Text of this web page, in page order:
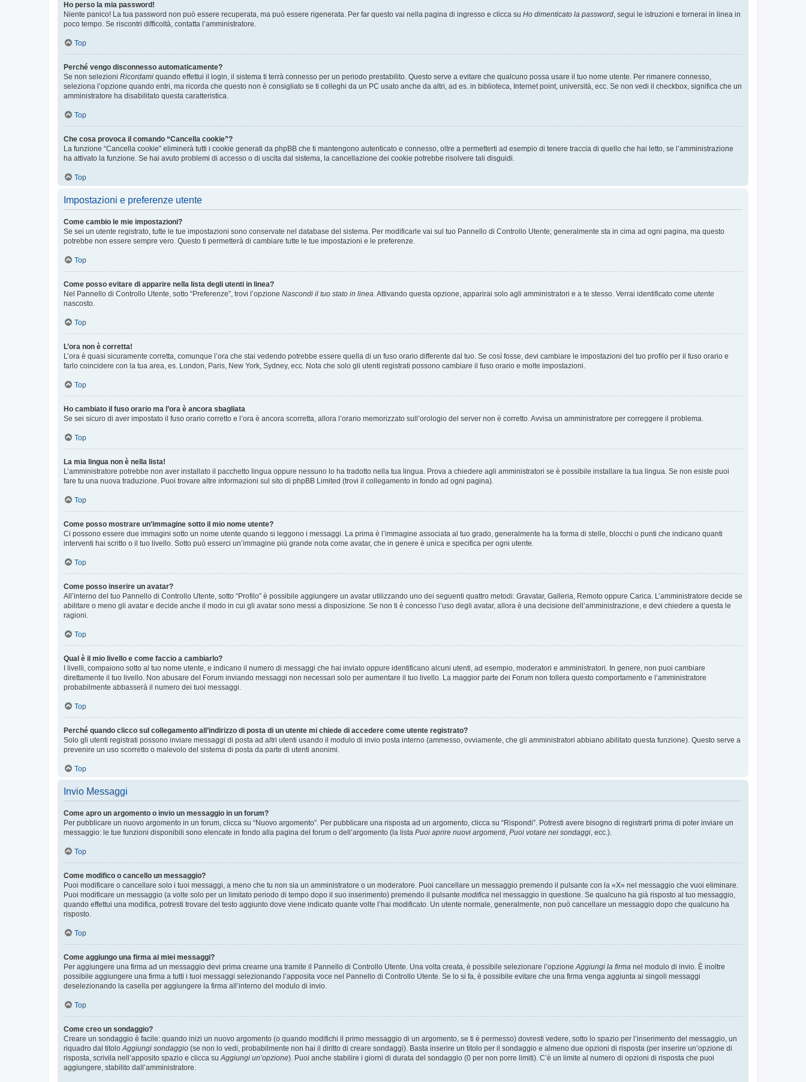
Ho perso la mia password!
Niente panico! La tua password non può essere recuperata, ma può essere rigenerata. Per far questo vai nella pagina di ingresso e clicca su Ho dimenticato la password, segui le istruzioni e tornerai in linea in
poco tempo. Se riscontri difficoltà, contatta l’amministratore.
Top
Perché vengo disconnesso automaticamente?
Se non selezioni Ricordami quando effettui il login, il sistema ti terrà connesso per un periodo prestabilito. Questo serve a evitare che qualcuno possa usare il tuo nome utente. Per rimanere connesso,
seleziona l’opzione quando entri, ma ricorda che questo non è consigliato se ti colleghi da un PC usato anche da altri, ad es. in biblioteca, Internet point, università, ecc. Se non vedi il checkbox, significa che un
amministratore ha disabilitato questa caratteristica.
Top
Che cosa provoca il comando “Cancella cookie”?
La funzione “Cancella cookie” eliminerà tutti i cookie generati da phpBB che ti mantengono autenticato e connesso, oltre a permetterti ad esempio di tenere traccia di quello che hai letto, se l’amministrazione
ha attivato la funzione. Se hai avuto problemi di accesso o di uscita dal sistema, la cancellazione dei cookie potrebbe risolvere tali disguidi.
Top
Impostazioni e preferenze utente
Come cambio le mie impostazioni?
Se sei un utente registrato, tutte le tue impostazioni sono conservate nel database del sistema. Per modificarle vai sul tuo Pannello di Controllo Utente; generalmente sta in cima ad ogni pagina, ma questo
potrebbe non essere sempre vero. Questo ti permetterà di cambiare tutte le tue impostazioni e le preferenze.
Top
Come posso evitare di apparire nella lista degli utenti in linea?
Nel Pannello di Controllo Utente, sotto “Preferenze”, trovi l’opzione Nascondi il tuo stato in linea. Attivando questa opzione, apparirai solo agli amministratori e a te stesso. Verrai identificato come utente
nascosto.
Top
L’ora non è corretta!
L’ora è quasi sicuramente corretta, comunque l’ora che stai vedendo potrebbe essere quella di un fuso orario differente dal tuo. Se così fosse, devi cambiare le impostazioni del tuo profilo per il fuso orario e
farlo coincidere con la tua area, es. London, Paris, New York, Sydney, ecc. Nota che solo gli utenti registrati possono cambiare il fuso orario e molte impostazioni.
Top
Ho cambiato il fuso orario ma l’ora è ancora sbagliata
Se sei sicuro di aver impostato il fuso orario corretto e l’ora è ancora scorretta, allora l’orario memorizzato sull’orologio del server non è corretto. Avvisa un amministratore per correggere il problema.
Top
La mia lingua non è nella lista!
L’amministratore potrebbe non aver installato il pacchetto lingua oppure nessuno lo ha tradotto nella tua lingua. Prova a chiedere agli amministratori se è possibile installare la tua lingua. Se non esiste puoi
fare tu una nuova traduzione. Puoi trovare altre informazioni sul sito di phpBB Limited (trovi il collegamento in fondo ad ogni pagina).
Top
Come posso mostrare un’immagine sotto il mio nome utente?
Ci possono essere due immagini sotto un nome utente quando si leggono i messaggi. La prima è l’immagine associata al tuo grado, generalmente ha la forma di stelle, blocchi o punti che indicano quanti
interventi hai scritto o il tuo livello. Sotto può esserci un’immagine più grande nota come avatar, che in genere è unica e specifica per ogni utente.
Top
Come posso inserire un avatar?
All’interno del tuo Pannello di Controllo Utente, sotto “Profilo” è possibile aggiungere un avatar utilizzando uno dei seguenti quattro metodi: Gravatar, Galleria, Remoto oppure Carica. L’amministratore decide se
abilitare o meno gli avatar e decide anche il modo in cui gli avatar sono messi a disposizione. Se non ti è concesso l’uso degli avatar, allora è una decisione dell’amministrazione, e devi chiedere a questa le
ragioni.
Top
Qual è il mio livello e come faccio a cambiarlo?
I livelli, compaiono sotto al tuo nome utente, e indicano il numero di messaggi che hai inviato oppure identificano alcuni utenti, ad esempio, moderatori e amministratori. In genere, non puoi cambiare
direttamente il tuo livello. Non abusare del Forum inviando messaggi non necessari solo per aumentare il tuo livello. La maggior parte dei Forum non tollera questo comportamento e l’amministratore
probabilmente abbasserà il numero dei tuoi messaggi.
Top
Perché quando clicco sul collegamento all’indirizzo di posta di un utente mi chiede di accedere come utente registrato?
Solo gli utenti registrati possono inviare messaggi di posta ad altri utenti usando il modulo di invio posta interno (ammesso, ovviamente, che gli amministratori abbiano abilitato questa funzione). Questo serve a
prevenire un uso scorretto o malevolo del sistema di posta da parte di utenti anonimi.
Top
Invio Messaggi
Come apro un argomento o invio un messaggio in un forum?
Per pubblicare un nuovo argomento in un forum, clicca su “Nuovo argomento”. Per pubblicare una risposta ad un argomento, clicca su “Rispondi”. Potresti avere bisogno di registrarti prima di poter inviare un
messaggio: le tue funzioni disponibili sono elencate in fondo alla pagina del forum o dell’argomento (la lista Puoi aprire nuovi argomenti, Puoi votare nei sondaggi, ecc.).
Top
Come modifico o cancello un messaggio?
Puoi modificare o cancellare solo i tuoi messaggi, a meno che tu non sia un amministratore o un moderatore. Puoi cancellare un messaggio premendo il pulsante con la «X» nel messaggio che vuoi eliminare.
Puoi modificare un messaggio (a volte solo per un limitato periodo di tempo dopo il suo inserimento) premendo il pulsante modifica nel messaggio in questione. Se qualcuno ha già risposto al tuo messaggio,
quando effettui una modifica, potresti trovare del testo aggiunto dove viene indicato quante volte l’hai modificato. Un utente normale, generalmente, non può cancellare un messaggio dopo che qualcuno ha
risposto.
Top
Come aggiungo una firma ai miei messaggi?
Per aggiungere una firma ad un messaggio devi prima crearne una tramite il Pannello di Controllo Utente. Una volta creata, è possibile selezionare l’opzioneAggiungi la firma nel modulo di invio. È inoltre
possibile aggiungere una firma a tutti i tuoi messaggi selezionando l’apposita voce nel Pannello di Controllo Utente. Se lo si fa, è possibile evitare che una firma venga aggiunta ai singoli messaggi
deselezionando la casella per aggiungere la firma all’interno del modulo di invio.
Top
Come creo un sondaggio?
Creare un sondaggio è facile: quando inizi un nuovo argomento (o quando modifichi il primo messaggio di un argomento, se ti è permesso) dovresti vedere, sotto lo spazio per l’inserimento del messaggio, un
riquadro dal titoloAggiungi sondaggio (se non lo vedi, probabilmente non hai il diritto di creare sondaggi). Basta inserire un titolo per il sondaggio e almeno due opzioni di risposta (per inserire un’opzione di
risposta, scrivila nell’apposito spazio e clicca suAggiungi un’opzione). Puoi anche stabilire i giorni di durata del sondaggio (0 per non porre limiti). C’è un limite al numero di opzioni di risposta che puoi
aggiungere, stabilito dall’amministratore.